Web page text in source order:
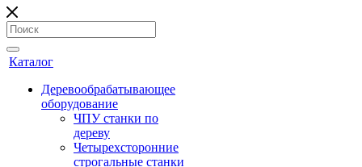
Каталог
Деревообрабатывающее
оборудование
ЧПУ станки по
дереву
Четырехсторонние
строгальные станки